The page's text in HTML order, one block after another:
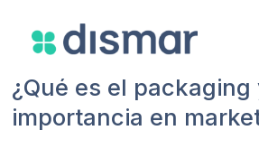
¿Qué es el
importancia en